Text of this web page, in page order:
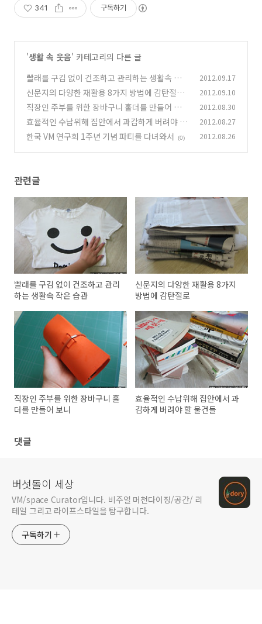
341 구독하기
'생활 속 웃음' 카테고리의 다른 글
빨래를 구김 없이 건조하고 관리하는 생활속 작은
습관
(7)
2012.09.17
신문지의 다양한 재활용 8가지 방법에 감탄절로
(6)
2012.09.10
직장인 주부를 위한 장바구니 홀더를 만들어 보니
(6)
2012.08.30
효율적인 수납위해 집안에서 과감하게 버려야 할
물건들 (6)
2012.08.27
한국 VM 연구회 1주년 기념 파티를 다녀와서 (0) 2012.08.26
관련글
빨래를 구김 없이 건조하고 관리
하는 생활속 작은 습관
신문지의 다양한 재활용 8가지
방법에 감탄절로
직장인 주부를 위한 장바구니 홀
더를 만들어 보니
효율적인 수납위해 집안에서 과
감하게 버려야 할 물건들
댓글
버섯돌이 세상
VM/space Curator입니다. 비주얼 머천다이징/공간/ 리
테일 그리고 라이프스타일을 탐구합니다.
구독하기